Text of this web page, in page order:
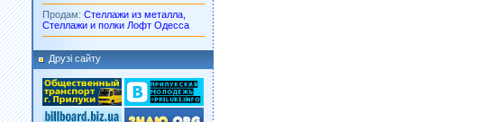
Продам: Стеллажи из металла,
Стеллажи и полки Лофт Одесса
Друзі сайту